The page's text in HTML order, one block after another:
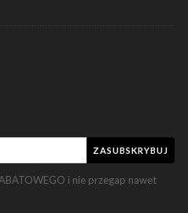
ZASUBSKRYBUJ
i nie przegap nawet